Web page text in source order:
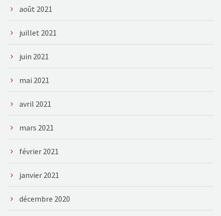
août 2021
juillet 2021
juin 2021
mai 2021
avril 2021
mars 2021
février 2021
janvier 2021
décembre 2020